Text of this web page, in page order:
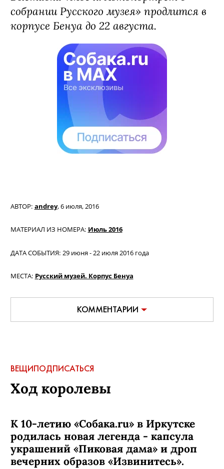
собрании Русского музея» продлится в
корпусе Бенуа до 22 августа.
АВТОР: andrey,6 июля, 2016
МАТЕРИАЛ ИЗ НОМЕРА: Июль 2016
ДАТА СОБЫТИЯ: 29 июня - 22 июля 2016 года
МЕСТА: Русский музей. Корпус Бенуа
КОММЕНТАРИИ
ВЕЩИПОДПИСАТЬСЯ
Ход королевы
К 10-летию «Собака.ru» в Иркутске
родилась новая легенда - капсула
украшений «Пиковая дама» и дроп
вечерних образов «Извинитесь».